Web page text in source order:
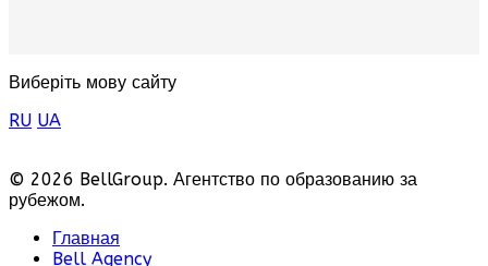
Виберіть мову сайту
RU UA
© 2026 BellGroup. Агентство по образованию за
рубежом.
Главная
Bell Agency